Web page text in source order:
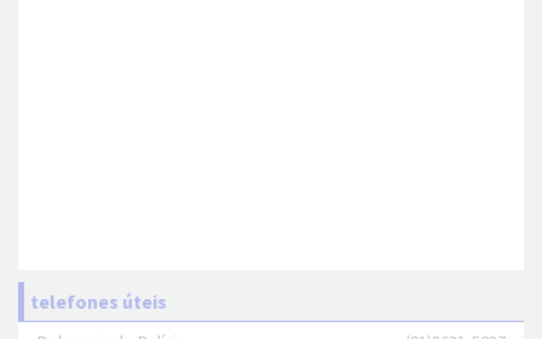
telefones úteis